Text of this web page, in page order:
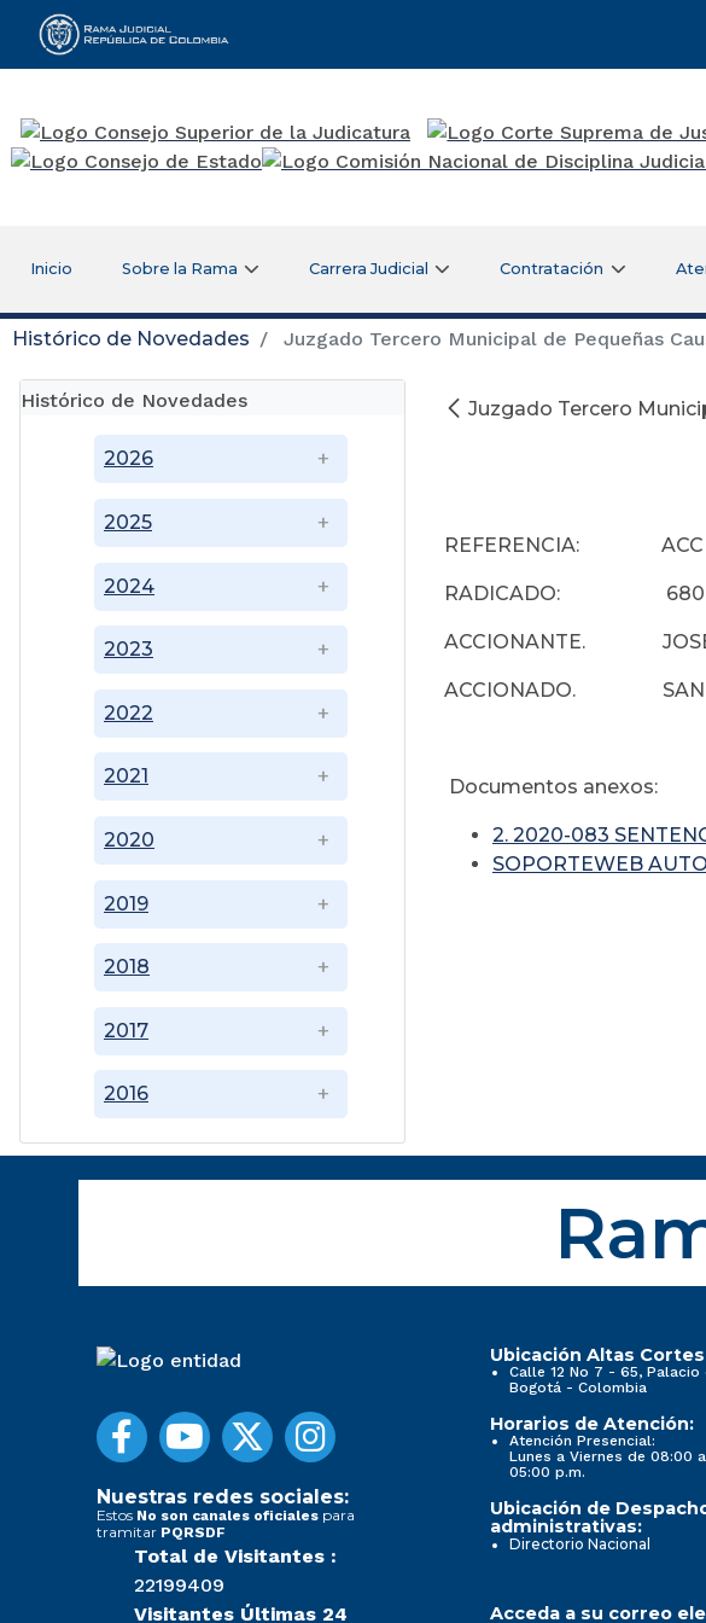
Rama Judicial
Inicio Sobre la Rama Carrera Judicial Contratación
Histórico de Novedades Juzgado Tercero Municipal de Pequeñas
Histórico de Novedades
2016
2017
2018
2019
2020
2021
2022
2023
2024
2025
2026
Juzgado Tercero
REFERENCIA:
RADICADO:
ACCIONANTE. JOSE
ACCIONADO.
Documentos anexos:
2. 2020-083
SOPORTEWEB AUTO
Nuestras redes sociales:
Estos No son canales oficiales para
tramitar PQRSDF
Total de Visitantes :
22199409
Visitantes Últimas 24
Ubicación Altas
Calle 12 No 7 - 65,
Bogotá - Colombia
Horarios de Atención:
Atención Presencial:
Lunes a Viernes de 08:00
05:00 p.m.
Ubicación de
administrativas:
Directorio Nacional
Acceda a su correo